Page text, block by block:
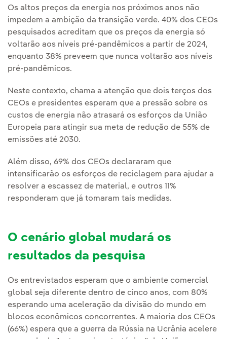
Os altos preços da energia nos próximos anos não
impedem a ambição da transição verde. 40% dos CEOs
pesquisados acreditam que os preços da energia só
voltarão aos níveis pré-pandêmicos a partir de 2024,
enquanto 38% preveem que nunca voltarão aos níveis
pré-pandêmicos.
Neste contexto, chama a atenção que dois terços dos
CEOs e presidentes esperam que a pressão sobre os
custos de energia não atrasará os esforços da União
Europeia para atingir sua meta de redução de 55% de
emissões até 2030.
Além disso, 69% dos CEOs declararam que
intensificarão os esforços de reciclagem para ajudar a
resolver a escassez de material, e outros 11%
responderam que já tomaram tais medidas.
O cenário global mudará os
resultados da pesquisa
Os entrevistados esperam que o ambiente comercial
global seja diferente dentro de cinco anos, com 80%
esperando uma aceleração da divisão do mundo em
blocos econômicos concorrentes. A maioria dos CEOs
(66%) espera que a guerra da Rússia na Ucrânia acelere